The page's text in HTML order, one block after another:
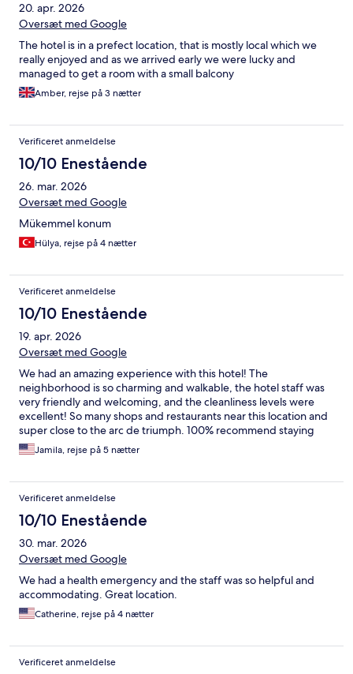
20. apr. 2026
Oversæt med Google
The hotel is in a prefect location, that is mostly local which we
really enjoyed and as we arrived early we were lucky and
managed to get a room with a small balcony
Amber, rejse på 3 nætter
Verificeret anmeldelse
10/10 Enestående
26. mar. 2026
Oversæt med Google
Mükemmel konum
Hülya, rejse på 4 nætter
Verificeret anmeldelse
10/10 Enestående
19. apr. 2026
Oversæt med Google
We had an amazing experience with this hotel! The
neighborhood is so charming and walkable, the hotel staff was
very friendly and welcoming, and the cleanliness levels were
excellent! So many shops and restaurants near this location and
super close to the arc de triumph. 100% recommend staying
here :)Jamila, rejse på 5 nætter
Verificeret anmeldelse
10/10 Enestående
30. mar. 2026
Oversæt med Google
We had a health emergency and the staff was so helpful and
accommodating. Great location.
Catherine, rejse på 4 nætter
Verificeret anmeldelse